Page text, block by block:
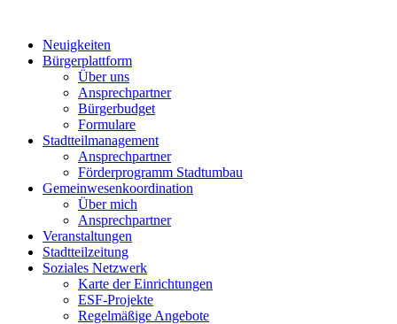
Neuigkeiten
Bürgerplattform
Über uns
Ansprechpartner
Bürgerbudget
Formulare
Stadtteilmanagement
Ansprechpartner
Förderprogramm Stadtumbau
Gemeinwesenkoordination
Über mich
Ansprechpartner
Veranstaltungen
Stadtteilzeitung
Soziales Netzwerk
Karte der Einrichtungen
ESF-Projekte
Regelmäßige Angebote